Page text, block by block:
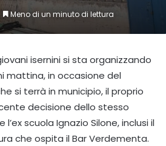
Meno di un minuto di lettura
isernini si sta organizzando
mattina, in occasione del
si terrà in municipio, il proprio
decisione dello stesso
scuola Ignazio Silone, inclusi il
che ospita il Bar Verdementa.